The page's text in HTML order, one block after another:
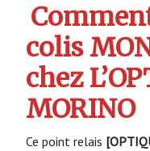
colis
chez
MORINO
Ce point relais